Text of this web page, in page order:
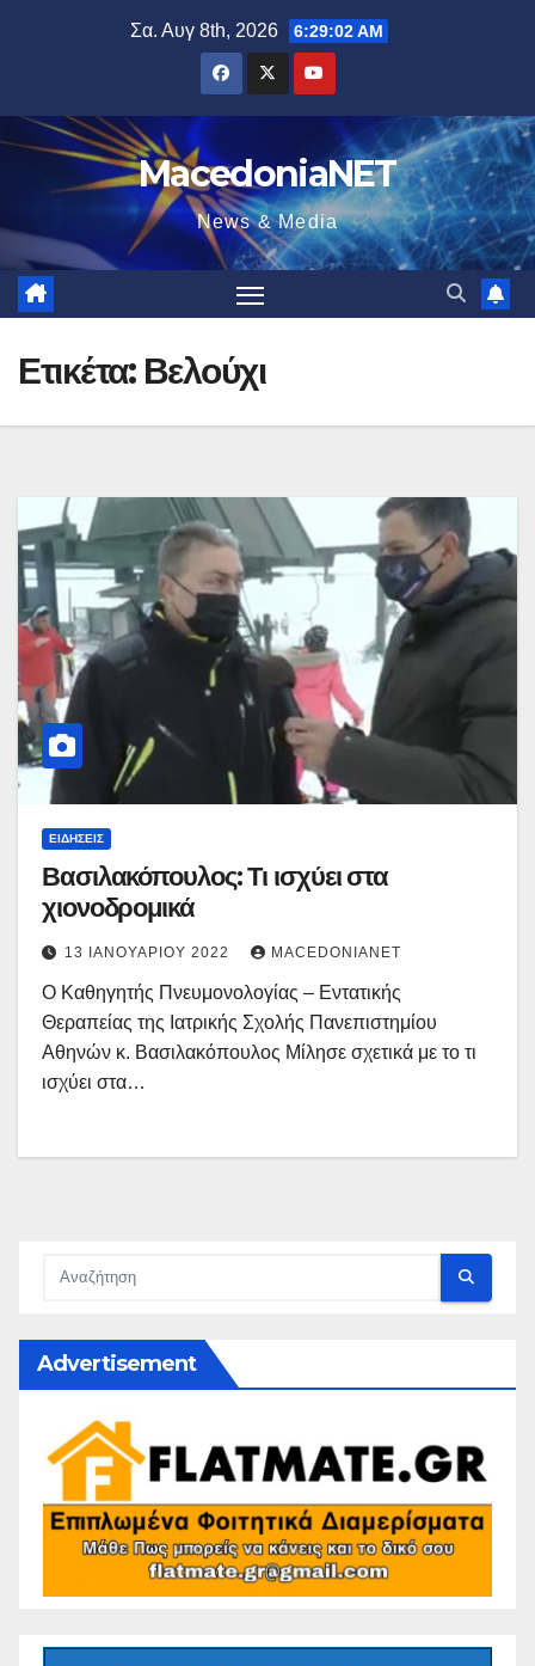
Σα. Αυγ 8th, 2026 6:29:03 AM
MacedoniaNET
News & Media
Ετικέτα: Βελούχι
ΕΙΔΉΣΕΙΣ
Βασιλακόπουλος: Τι ισχύει στα
χιονοδρομικά
13 ΙΑΝΟΥΑΡΊΟΥ 2022 MACEDONIANET
Ο Καθηγητής Πνευμονολογίας – Εντατικής
Θεραπείας της Ιατρικής Σχολής Πανεπιστημίου
Αθηνών κ. Βασιλακόπουλος Μίλησε σχετικά με το τι
ισχύει στα…
Advertisement